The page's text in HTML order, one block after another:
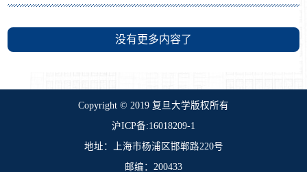
没有更多内容了
​Copyright © 2019 复旦大学版权所有
沪ICP备:16018209-1
地址：上海市杨浦区邯郸路220号
邮编：200433